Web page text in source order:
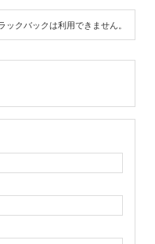
ックバックは利用できません。